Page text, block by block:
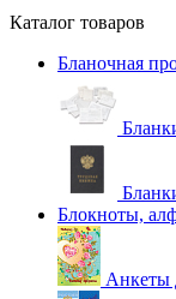
Каталог товаров
Бланочная
Блокноты,
Анкеты